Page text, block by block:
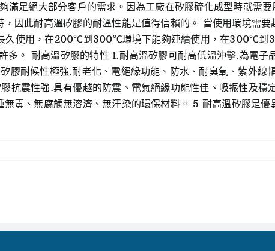
足絕大部分客戶的需求。因為工廠在矽膠硫化成型時就需
因此耐高溫矽膠的耐溫性能是值得信賴的。 當使用環境需
久使用，在200℃到300℃環境下能夠連續使用，在300℃
。 耐高溫矽膠的特性 1.耐高溫矽膠可耐高低溫沖擊:為電子
耐候性極強:耐老化、電絕緣功能、防水、耐臭氧、紫外線
抗震性強:具有優越的防震、電氣絕緣功能性佳、吸振性及穩
毒、無腐觸無溶濟、無汗染的環保材料。 5.耐高溫矽膠是優